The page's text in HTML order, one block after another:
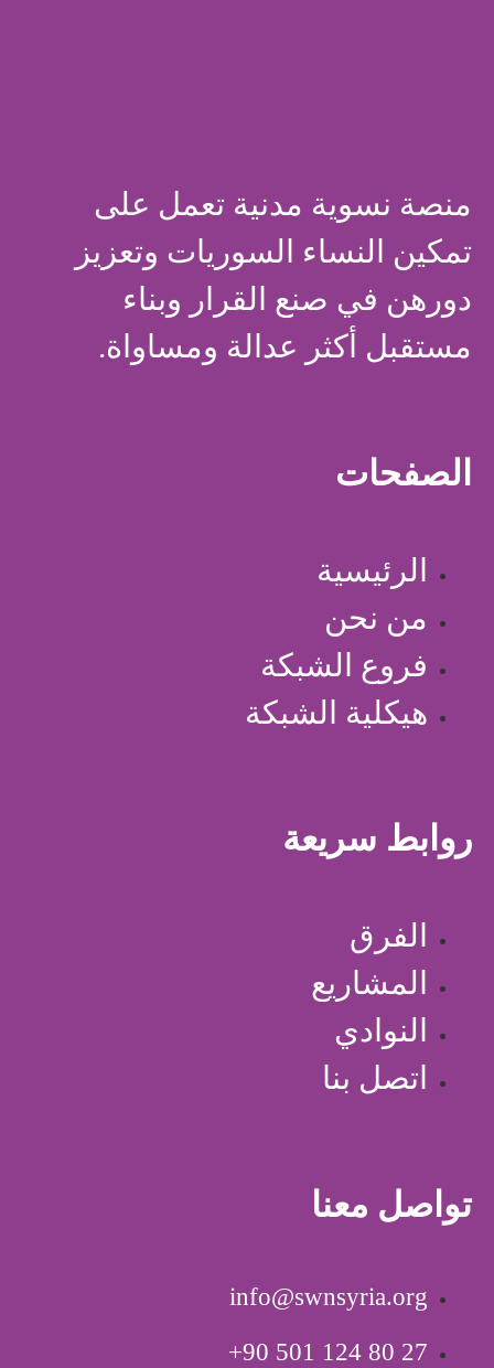
منصة نسوية مدنية تعمل على
تمكين النساء السوريات وتعزيز
دورهن في صنع القرار وبناء
مستقبل أكثر عدالة ومساواة.
الصفحات
الرئيسية
من نحن
فروع الشبكة
هيكلية الشبكة
روابط سريعة
الفرق
المشاريع
النوادي
اتصل بنا
تواصل معنا
info@swnsyria.org
‎+90 501 124 80 27